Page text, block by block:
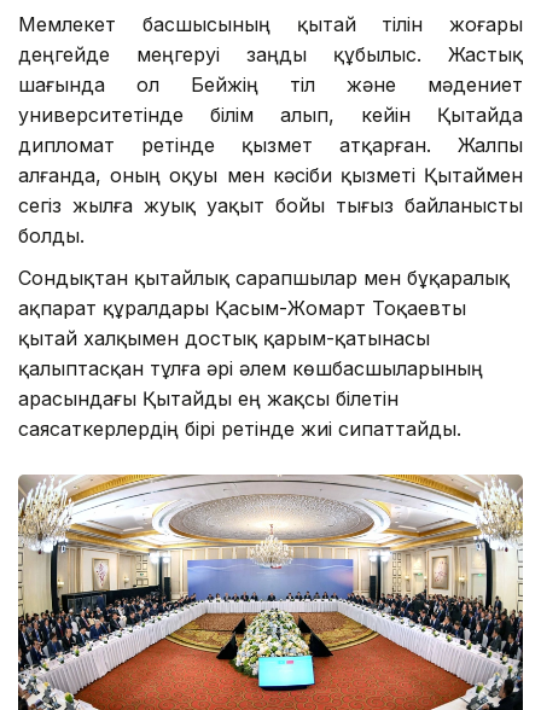
Мемлекет басшысының қытай тілін жоғары
деңгейде меңгеруі заңды құбылыс. Жастық
шағында ол Бейжің тіл және мәдениет
университетінде білім алып, кейін Қытайда
дипломат ретінде қызмет атқарған. Жалпы
алғанда, оның оқуы мен кәсіби қызметі Қытаймен
сегіз жылға жуық уақыт бойы тығыз байланысты
болды.
Сондықтан қытайлық сарапшылар мен бұқаралық
ақпарат құралдары Қасым-Жомарт Тоқаевты
қытай халқымен достық қарым-қатынасы
қалыптасқан тұлға әрі әлем көшбасшыларының
арасындағы Қытайды ең жақсы білетін
саясаткерлердің бірі ретінде жиі сипаттайды.